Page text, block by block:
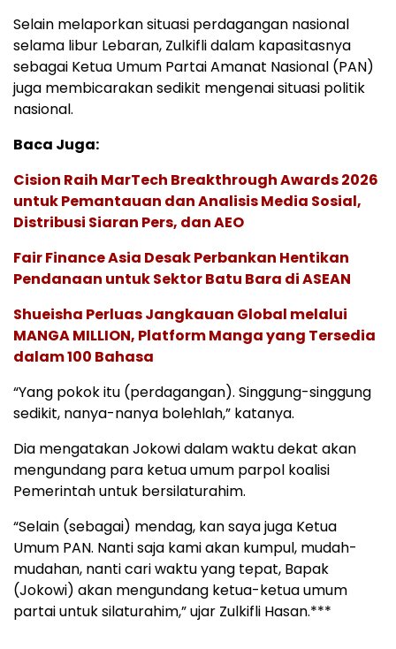
Selain melaporkan situasi perdagangan nasional
selama libur Lebaran, Zulkifli dalam kapasitasnya
sebagai Ketua Umum Partai Amanat Nasional (PAN)
juga membicarakan sedikit mengenai situasi politik
nasional.
Baca Juga:
Cision Raih MarTech Breakthrough Awards 2026
untuk Pemantauan dan Analisis Media Sosial,
Distribusi Siaran Pers, dan AEO
Fair Finance Asia Desak Perbankan Hentikan
Pendanaan untuk Sektor Batu Bara di ASEAN
Shueisha Perluas Jangkauan Global melalui
MANGA MILLION, Platform Manga yang Tersedia
dalam 100 Bahasa
“Yang pokok itu (perdagangan). Singgung-singgung
sedikit, nanya-nanya bolehlah,” katanya.
Dia mengatakan Jokowi dalam waktu dekat akan
mengundang para ketua umum parpol koalisi
Pemerintah untuk bersilaturahim.
“Selain (sebagai) mendag, kan saya juga Ketua
Umum PAN. Nanti saja kami akan kumpul, mudah-
mudahan, nanti cari waktu yang tepat, Bapak
(Jokowi) akan mengundang ketua-ketua umum
partai untuk silaturahim,” ujar Zulkifli Hasan.***